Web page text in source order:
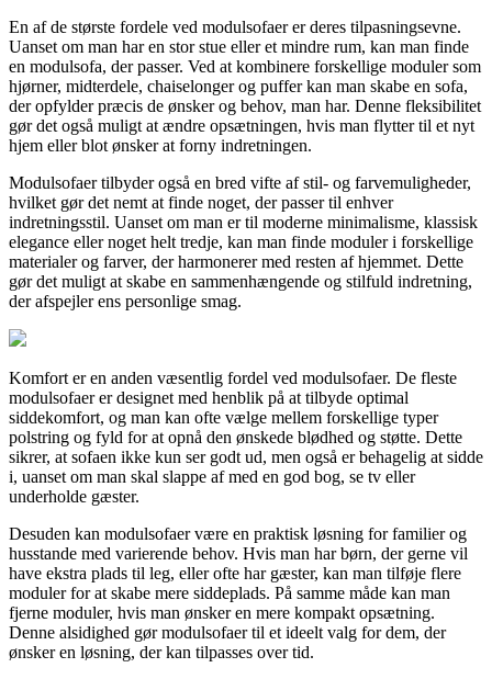
En af de største fordele ved modulsofaer er deres tilpasningsevne.
Uanset om man har en stor stue eller et mindre rum, kan man finde
en modulsofa, der passer. Ved at kombinere forskellige moduler som
hjørner, midterdele, chaiselonger og puffer kan man skabe en sofa,
der opfylder præcis de ønsker og behov, man har. Denne fleksibilitet
gør det også muligt at ændre opsætningen, hvis man flytter til et nyt
hjem eller blot ønsker at forny indretningen.
Modulsofaer tilbyder også en bred vifte af stil- og farvemuligheder,
hvilket gør det nemt at finde noget, der passer til enhver
indretningsstil. Uanset om man er til moderne minimalisme, klassisk
elegance eller noget helt tredje, kan man finde moduler i forskellige
materialer og farver, der harmonerer med resten af hjemmet. Dette
gør det muligt at skabe en sammenhængende og stilfuld indretning,
der afspejler ens personlige smag.
Komfort er en anden væsentlig fordel ved modulsofaer. De fleste
modulsofaer er designet med henblik på at tilbyde optimal
siddekomfort, og man kan ofte vælge mellem forskellige typer
polstring og fyld for at opnå den ønskede blødhed og støtte. Dette
sikrer, at sofaen ikke kun ser godt ud, men også er behagelig at sidde
i, uanset om man skal slappe af med en god bog, se tv eller
underholde gæster.
Desuden kan modulsofaer være en praktisk løsning for familier og
husstande med varierende behov. Hvis man har børn, der gerne vil
have ekstra plads til leg, eller ofte har gæster, kan man tilføje flere
moduler for at skabe mere siddeplads. På samme måde kan man
fjerne moduler, hvis man ønsker en mere kompakt opsætning.
Denne alsidighed gør modulsofaer til et ideelt valg for dem, der
ønsker en løsning, der kan tilpasses over tid.